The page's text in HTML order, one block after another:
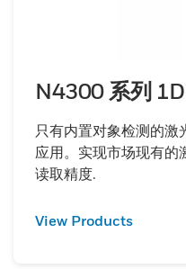
N4300 系列
只有内置对象检测的
应用。实现市场现有的
读取精度.
View Products